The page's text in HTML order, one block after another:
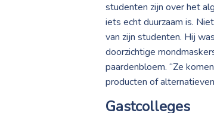
studenten zijn over het
iets echt duurzaam is.
van zijn studenten. Hij
doorzichtige
paardenbloem. “Ze
producten of
Gastcolleges